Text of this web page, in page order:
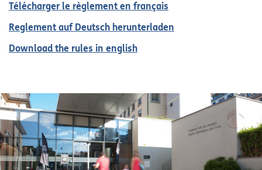
Télécharger le règlement en français
Reglement auf Deutsch herunterladen
Download the rules in english